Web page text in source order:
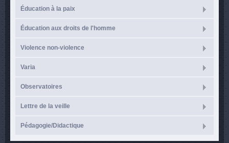
Éducation à la paix
Éducation aux droits de l'homme
Violence non-violence
Varia
Observatoires
Lettre de la veille
Pédagogie/Didactique